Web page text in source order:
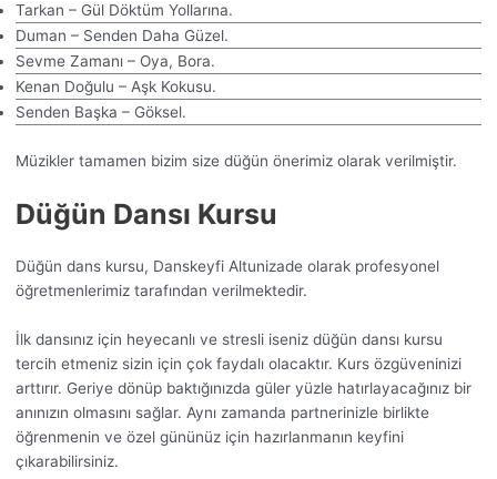
Tarkan – Gül Döktüm Yollarına.
Duman – Senden Daha Güzel.
Sevme Zamanı – Oya, Bora.
Kenan Doğulu – Aşk Kokusu.
Senden Başka – Göksel.
Müzikler tamamen bizim size düğün önerimiz olarak verilmiştir.
Düğün Dansı Kursu
Düğün dans kursu, Danskeyfi Altunizade olarak profesyonel
öğretmenlerimiz tarafından verilmektedir.
İlk dansınız için heyecanlı ve stresli iseniz düğün dansı kursu
tercih etmeniz sizin için çok faydalı olacaktır. Kurs özgüveninizi
arttırır. Geriye dönüp baktığınızda güler yüzle hatırlayacağınız bir
anınızın olmasını sağlar. Aynı zamanda partnerinizle birlikte
öğrenmenin ve özel gününüz için hazırlanmanın keyfini
çıkarabilirsiniz.